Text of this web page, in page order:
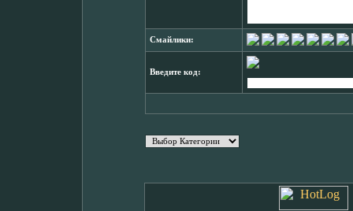
Смайлики:
Введите код: